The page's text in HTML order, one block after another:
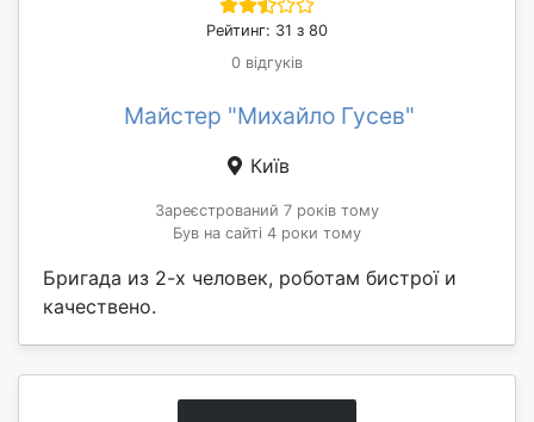
Рейтинг: 31 з 80
0 відгуків
Майстер "Михайло Гусев"
Київ
Зареєстрований 7 років тому
Був на сайті 4 роки тому
Бригада из 2-х человек, роботам бистрої и
качествено.